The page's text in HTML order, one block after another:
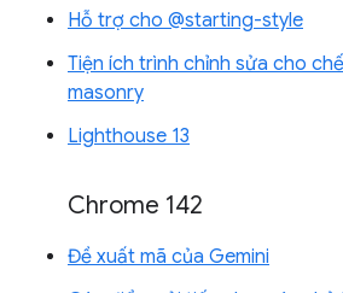
Hỗ trợ cho @starting-style
Tiện ích trình chỉnh sửa cho
masonry
Lighthouse 13
Chrome 142
Đề xuất mã của Gemini